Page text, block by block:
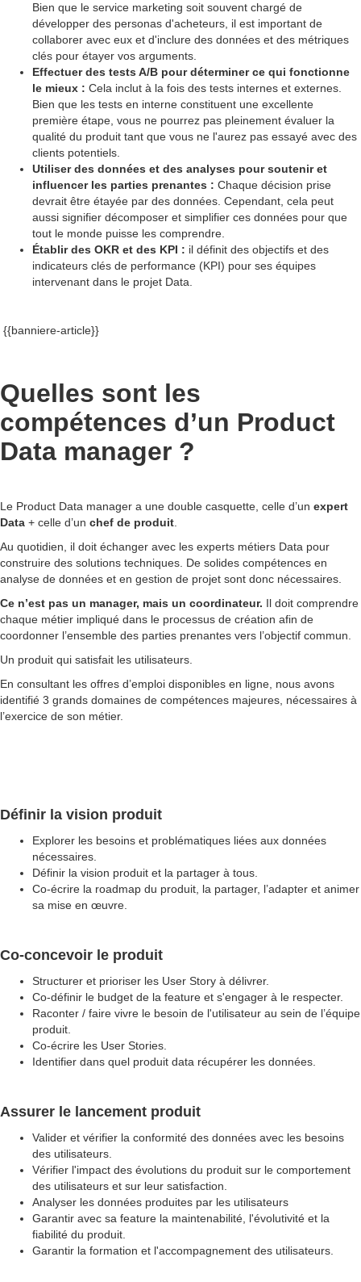
Bien que le service marketing soit souvent chargé de
développer des personas d'acheteurs, il est important de
collaborer avec eux et d'inclure des données et des métriques
clés pour étayer vos arguments.
Effectuer des tests A/B pour déterminer ce qui fonctionne
le mieux : Cela inclut à la fois des tests internes et externes.
Bien que les tests en interne constituent une excellente
première étape, vous ne pourrez pas pleinement évaluer la
qualité du produit tant que vous ne l'aurez pas essayé avec des
clients potentiels.
Utiliser des données et des analyses pour soutenir et
influencer les parties prenantes : Chaque décision prise
devrait être étayée par des données. Cependant, cela peut
aussi signifier décomposer et simplifier ces données pour que
tout le monde puisse les comprendre.
Établir des OKR et des KPI : il définit des objectifs et des
indicateurs clés de performance (KPI) pour ses équipes
intervenant dans le projet Data.
{{banniere-article}}
Quelles sont les
compétences d’un Product
Data manager ?
Le Product Data manager a une double casquette, celle d’un expert
Data + celle d’un chef de produit
Au quotidien, il doit échanger avec les experts métiers Data pour
construire des solutions techniques. De solides compétences en
analyse de données et en gestion de projet sont donc nécessaires.
Ce n’est pas un manager, mais un coordinateur. Il doit comprendre
chaque métier impliqué dans le processus de création afin de
coordonner l’ensemble des parties prenantes vers l’objectif commun.
Un produit qui satisfait les utilisateurs.
En consultant les offres d’emploi disponibles en ligne, nous avons
identifié 3 grands domaines de compétences majeures, nécessaires à
l’exercice de son métier.
Définir la vision produit
Explorer les besoins et problématiques liées aux données
nécessaires.
Définir la vision produit et la partager à tous.
Co-écrire la roadmap du produit, la partager, l’adapter et animer
sa mise en œuvre.
Co-concevoir le produit
Structurer et prioriser les User Story à délivrer.
Co-définir le budget de la feature et s'engager à le respecter.
Raconter / faire vivre le besoin de l'utilisateur au sein de l’équipe
produit.
Co-écrire les User Stories.
Identifier dans quel produit data récupérer les données.
Assurer le lancement produit
Valider et vérifier la conformité des données avec les besoins
des utilisateurs.
Vérifier l'impact des évolutions du produit sur le comportement
des utilisateurs et sur leur satisfaction.
Analyser les données produites par les utilisateurs
Garantir avec sa feature la maintenabilité, l'évolutivité et la
fiabilité du produit.
Garantir la formation et l'accompagnement des utilisateurs.